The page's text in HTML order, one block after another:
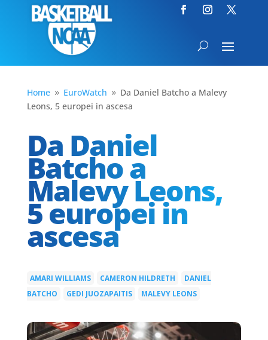
Home 9 EuroWatch 9 Da Daniel Batcho a Malevy
Leons, 5 europei in ascesa
Da Daniel
Batcho a
Malevy Leons,
5 europei in
ascesa
AMARI WILLIAMS CAMERON HILDRETH
DANIEL
BATCHO
GEDI JUOZAPAITIS MALEVY LEONS